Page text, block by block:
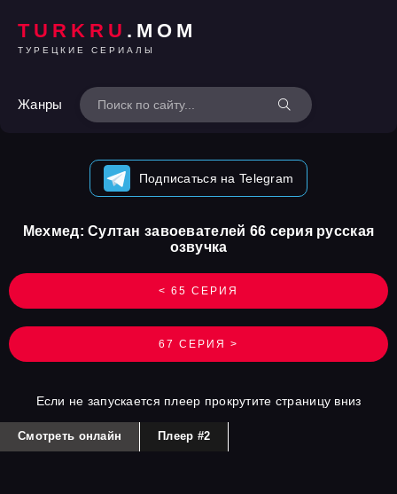
TURKRU .MOM
ТУРЕЦКИЕ СЕРИАЛЫ
Жанры
Подписаться на Telegram
< 65 СЕРИЯ
Мехмед: Султан завоевателей 66 серия русская
озвучка
67 СЕРИЯ >
Если не запускается плеер прокрутите страницу вниз
Смотреть онлайн Плеер #2